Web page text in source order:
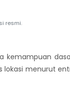
resmi.
kemampuan
lokasi menurut